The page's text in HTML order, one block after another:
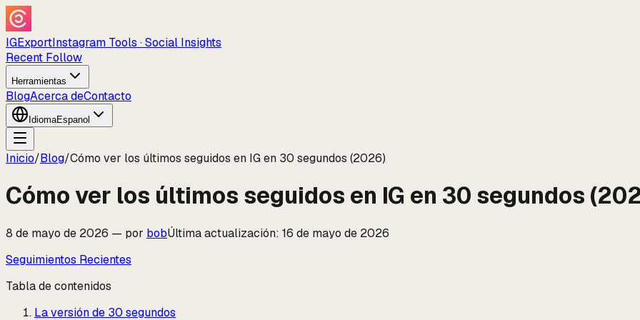
IGExportInstagram Tools · Social Insights
Recent Follow
Herramientas
BlogAcerca deContacto
IdiomaEspanol
Inicio/Blog/Cómo ver los últimos seguidos en IG en 30 segundos (2026)
Cómo ver los últimos seguidos en IG en 30 segundos
8 de mayo de 2026 — por bobÚltima actualización: 16 de mayo de 2026
Seguimientos Recientes
Tabla de contenidos
La versión de 30 segundos